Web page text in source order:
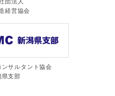
団法人
経営協会
ンサルタント協会
県支部